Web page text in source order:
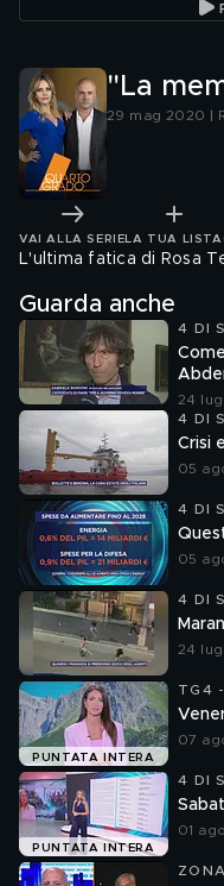
"La
29 mag 2020 |
VAI ALLA SERIE LA TUA LISTA
L'ultima fatica di Rosa
Guarda anche
4 DI
24
4 DI
Crisi
05
4 DI
05
4 DI
24
PUNTATA INTERA
TG4
07
PUNTATA INTERA
4 DI
01